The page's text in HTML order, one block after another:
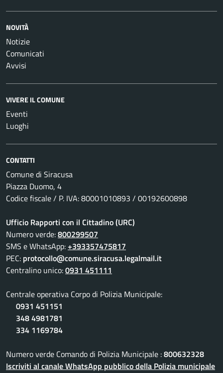
NOVITÀ
Notizie
Comunicati
Avvisi
VIVERE IL COMUNE
Eventi
Luoghi
CONTATTI
Comune di Siracusa
Piazza Duomo, 4
Codice fiscale / P. IVA: 80001010893 / 00192600898
Ufficio Rapporti con il Cittadino (URC)
Numero verde:800299507
SMS e WhatsApp:+393357475817
PEC: protocollo@comune.siracusa.legalmail.it
Centralino unico:0931 451111
Centrale operativa Corpo di Polizia Municipale:
0931 451151
348 4981781
334 1169784
Numero verde Comando di Polizia Municipale :800632328
Iscriviti al canale WhatsApp pubblico della Polizia municipale